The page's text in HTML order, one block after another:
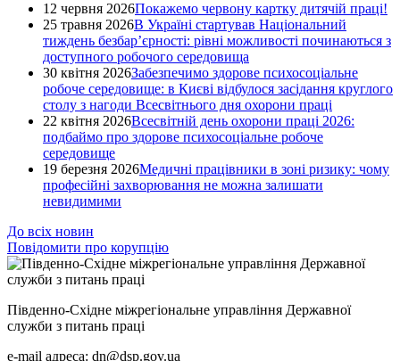
12 червня 2026Покажемо червону картку дитячій праці!
25 травня 2026В Україні стартував Національний
тиждень безбар’єрності: рівні можливості починаються з
доступного робочого середовища
30 квітня 2026Забезпечимо здорове психосоціальне
робоче середовище: в Києві відбулося засідання круглого
столу з нагоди Всесвітнього дня охорони праці
22 квітня 2026Всесвітній день охорони праці 2026:
подбаймо про здорове психосоціальне робоче
середовище
19 березня 2026Медичні працівники в зоні ризику: чому
професійні захворювання не можна залишати
невидимими
До всіх новин
Повідомити про корупцію
Південно-Східне міжрегіональне управління Державної
служби з питань праці
e-mail адреса: dn@dsp.gov.ua